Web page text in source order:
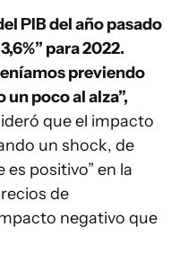
PIB del año pasado
para 2022.
previendo
poco al alza”,
que el impacto
un shock, de
positivo” en la
de
negativo que